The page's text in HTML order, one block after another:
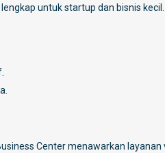
untuk startup dan bisnis kecil.
Center menawarkan